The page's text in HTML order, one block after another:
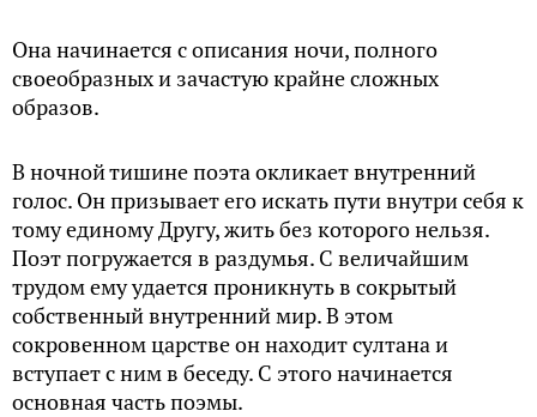
Она начинается с описания ночи, полного
своеобразных и зачастую крайне сложных
образов.
В ночной тишине поэта окликает внутренний
голос. Он призывает его искать пути внутри себя к
тому единому Другу, жить без которого нельзя.
Поэт погружается в раздумья. С величайшим
трудом ему удается проникнуть в сокрытый
собственный внутренний мир. В этом
сокровенном царстве он находит султана и
вступает с ним в беседу. С этого начинается
основная часть поэмы.